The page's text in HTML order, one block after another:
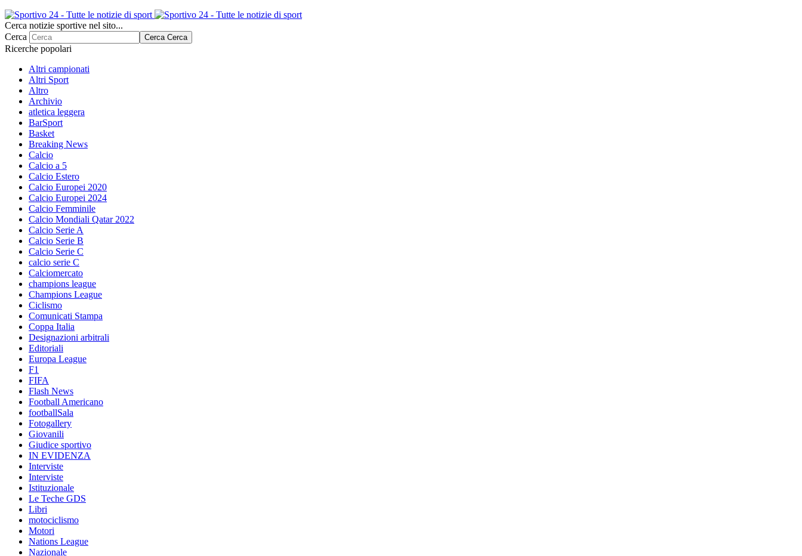
Cerca notizie sportive nel sito...
Cerca
Cerca Cerca
Ricerche popolari
Altri campionati
Altri Sport
Altro
Archivio
atletica leggera
BarSport
Basket
Breaking News
Calcio
Calcio a 5
Calcio Estero
Calcio Europei 2020
Calcio Europei 2024
Calcio Femminile
Calcio Mondiali Qatar 2022
Calcio Serie A
Calcio Serie B
Calcio Serie C
calcio serie C
Calciomercato
champions league
Champions League
Ciclismo
Comunicati Stampa
Coppa Italia
Designazioni arbitrali
Editoriali
Europa League
F1
FIFA
Flash News
Football Americano
footballSala
Fotogallery
Giovanili
Giudice sportivo
IN EVIDENZA
Interviste
Interviste
Istituzionale
Le Teche GDS
Libri
motociclismo
Motori
Nations League
Nazionale